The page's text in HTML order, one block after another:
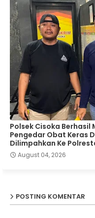
Polsek Cisoka
Pengedar Obat Keras
Dilimpahkan Ke
August 04, 2026
POSTING KOMENTAR